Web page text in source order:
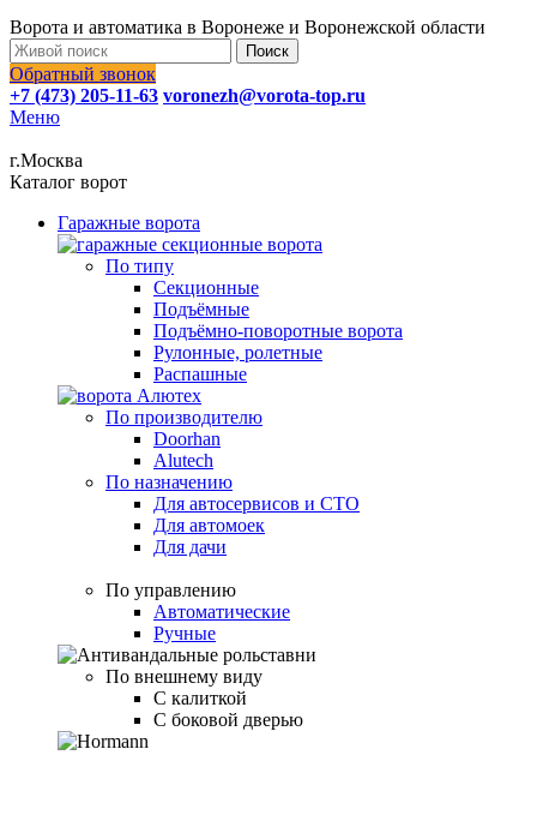
Ворота и автоматика в Воронеже и Воронежской области
Поиск
Обратный звонок
+7 (473) 205-11-63 voronezh@vorota-top.ru
Меню
г.Москва
Каталог ворот
Гаражные ворота
По типу
Секционные
Подъёмные
Подъёмно-поворотные ворота
Рулонные, ролетные
Распашные
По производителю
Doorhan
Alutech
По назначению
Для автосервисов и СТО
Для автомоек
Для дачи
По управлению
Автоматические
Ручные
По внешнему виду
С калиткой
С боковой дверью